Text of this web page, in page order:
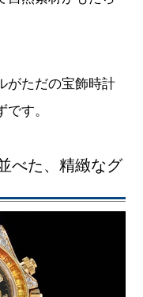
がただの宝飾時計
す。
べた、精緻なグ